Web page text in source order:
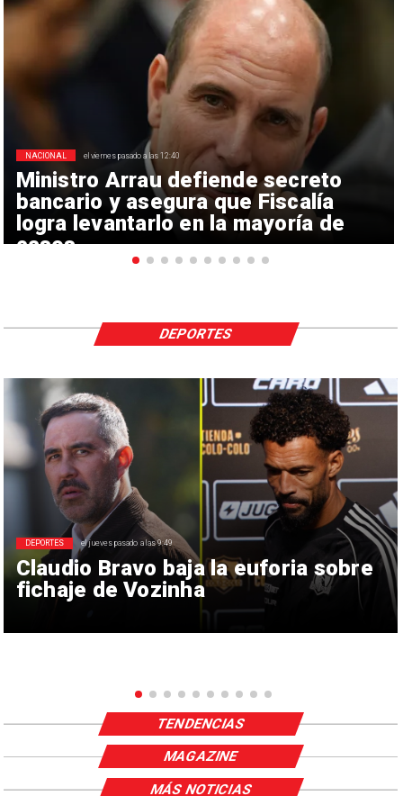
Ministro Arrau defiende secreto
bancario y asegura que Fiscalía
logra levantarlo en la mayoría de
casos
NACIONAL el viernes pasado a las 12:40
Claudio Bravo baja la euforia sobre
fichaje de Vozinha
DEPORTES el jueves pasado a las 9:49
DEPORTES
TENDENCIAS
MAGAZINE
MÁS NOTICIAS